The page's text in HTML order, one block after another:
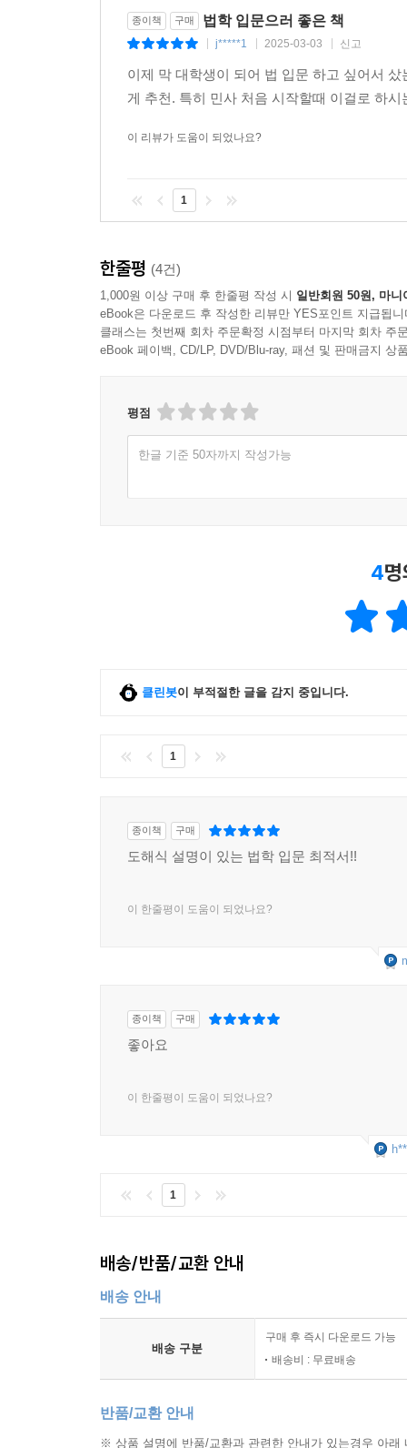
종이책 구매 법학 입문으러 좋은 책
j*****1 2025-03-03 신고
이제 막 대학생이 되어 법 입문 하고 싶어서
게 추천. 특히 민사 처음 시작할때 이걸로 하
이 리뷰가 도움이 되었나요?
1
한줄평 (4건)
1,000원 이상 구매 후 한줄평 작성 시 일반회원 50원, 마니
eBook은 다운로드 후 작성한 리뷰만 YES포인트 지급됩니
클래스는 첫번째 회차 주문확정 시점부터 마지막 회차 주
eBook 페이백, CD/LP, DVD/Blu-ray, 패션 및 판매금지 상
평점
한글 기준 50자까지 작성가능
4
클린봇이 부적절한 글을 감지 중입니다.
1
종이책 구매
도해식 설명이 있는 법학 입문 최적서!!
이 한줄평이 도움이 되었나요?
종이책 구매
좋아요
이 한줄평이 도움이 되었나요?
1
배송/반품/교환 안내
배송 안내
배송 구분
구매 후 즉시 다운로드 가능
배송비 : 무료배송
반품/교환 안내
※ 상품 설명에 반품/교환과 관련한 안내가 있는경우 아